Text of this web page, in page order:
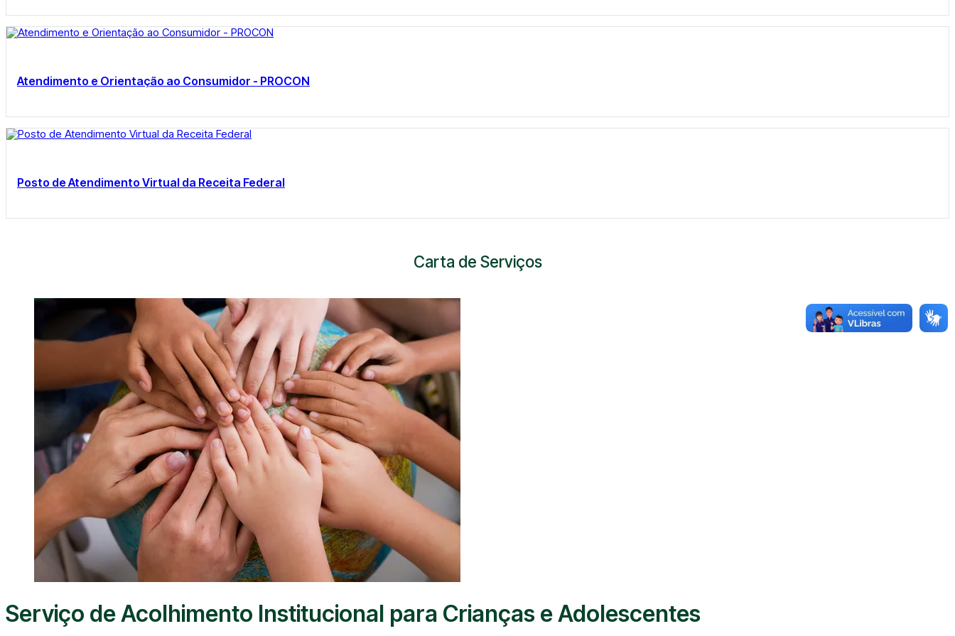
Atendimento e Orientação ao Consumidor - PROCON
Posto de Atendimento Virtual da Receita Federal
Carta de Serviços
Serviço de Acolhimento Institucional para Crianças e Adolescentes